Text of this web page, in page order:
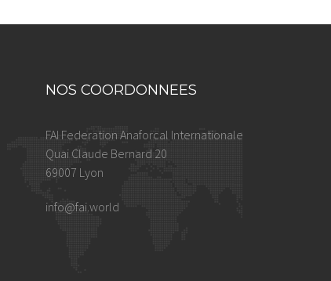
NOS COORDONNEES
FAI Federation Anaforcal Internationale
Quai Claude Bernard 20
69007 Lyon
info@fai.world